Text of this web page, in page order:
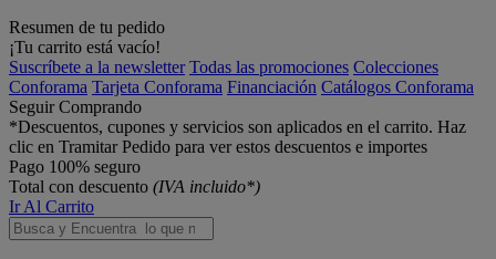
Resumen de tu pedido
¡Tu carrito está vacío!
Suscríbete a la newsletter Todas las promociones Colecciones
Conforama Tarjeta Conforama Financiación Catálogos Conforama
Seguir Comprando
*Descuentos, cupones y servicios son aplicados en el carrito. Haz
clic en Tramitar Pedido para ver estos descuentos e importes
Pago 100% seguro
Total con descuento (IVA incluido*)
Ir Al Carrito